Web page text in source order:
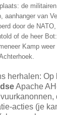
de
aanhanger van
door de
of de heer
Kamp
herhalen:
Apache
acties (je